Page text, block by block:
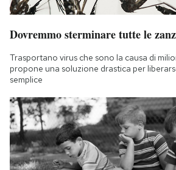
Dovremmo sterminare tutte le
Trasportano virus che sono la causa di
propone una soluzione drastica per
semplice